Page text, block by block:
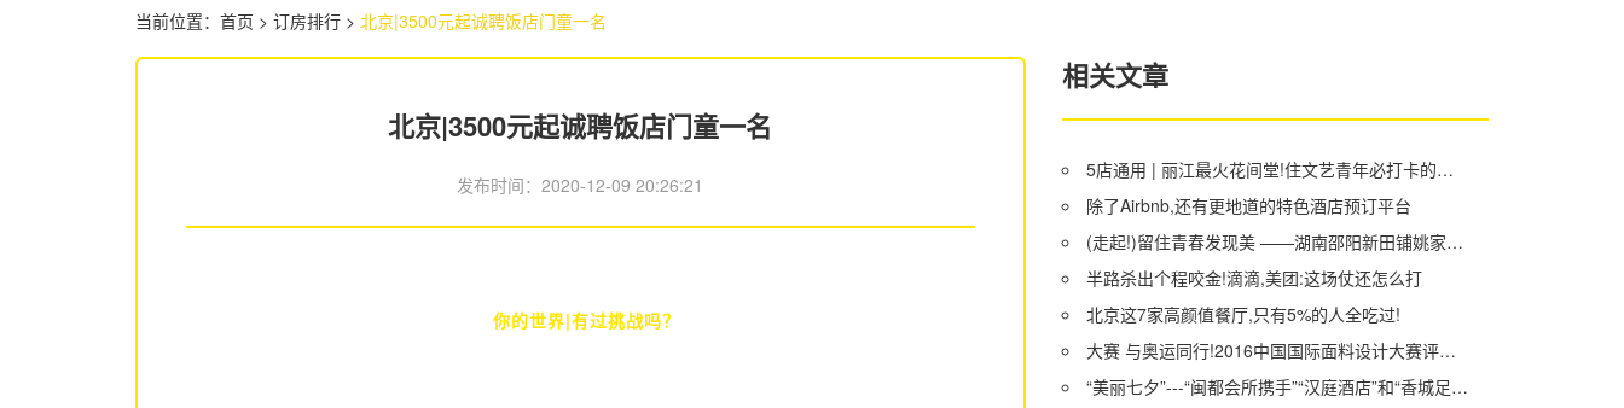
当前位置： 首页 > 订房排行 > 北京|3500元起诚聘饭店门童一名
北京|3500元起诚聘饭店门童一名
发布时间：2020-12-09 20:26:21
你的世界|有过挑战吗？
相关文章
5店通用 | 丽江最火花间堂!住文艺青年必打卡的美学酒店,包接机、下午茶,开业以来最冰点的福利!
除了Airbnb,还有更地道的特色酒店预订平台
(走起!)留住青春发现美 ——湖南邵阳新田铺姚家院子9月湖北4天3晚游召集令
半路杀出个程咬金!滴滴,美团:这场仗还怎么打
北京这7家高颜值餐厅,只有5%的人全吃过!
大赛 与奥运同行!2016中国国际面料设计大赛评审会即将北京开评!
“美丽七夕”---“闽都会所携手”“汉庭酒店”和“香城足浴”陪您共同度过!